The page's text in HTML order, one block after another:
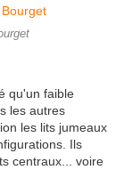
qu'un faible
les autres
les lits jumeaux
Ils
centraux... voire